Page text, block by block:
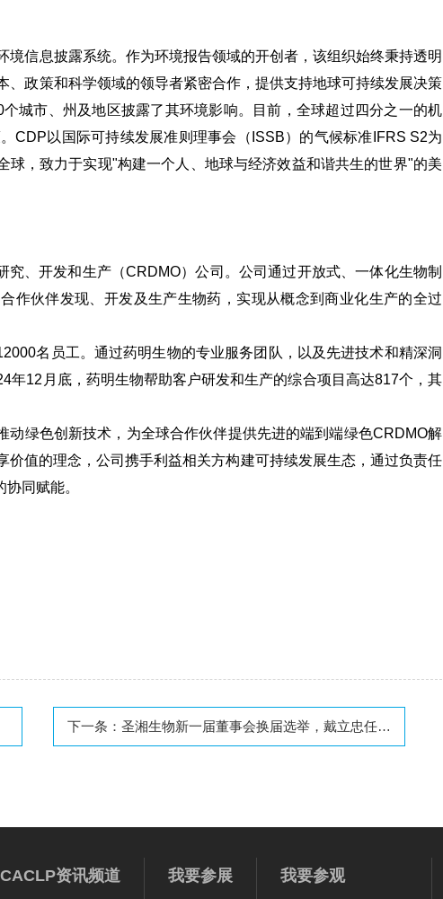
信息披露系统。作为环境报告领域的开创者，该组织始终秉持透明
政策和科学领域的领导者紧密合作，提供支持地球可持续发展决策
城市、州及地区披露了其环境影响。目前，全球超过四分之一的机
CDP以国际可持续发展准则理事会（ISSB）的气候标准IFRS S2为
，致力于实现"构建一个人、地球与经济效益和谐共生的世界"的美
、开发和生产（CRDMO）公司。公司通过开放式、一体化生物制
作伙伴发现、开发及生产生物药，实现从概念到商业化生产的全过
名员工。通过药明生物的专业服务团队，以及先进技术和精深洞
年12月底，药明生物帮助客户研发和生产的综合项目高达817个，其
绿色创新技术，为全球合作伙伴提供先进的端到端绿色CRDMO解
值的理念，公司携手利益相关方构建可持续发展生态，通过负责任
同赋能。
下一条： 圣湘生物新一届董事会换届选举，戴立忠任董事长、总经理
CACLP资讯频道 我要参展 我要参观